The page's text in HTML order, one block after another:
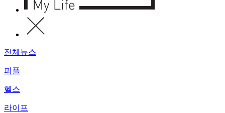
전체뉴스
피플
헬스
라이프